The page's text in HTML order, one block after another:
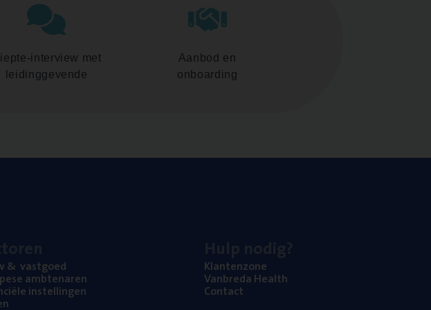
interview met
leidinggevende
Aanbod en
onboarding
& vastgoed
ambtenaren
instellingen
Klan­ten­zo­ne
Van­b­re­da Health
Con­tact